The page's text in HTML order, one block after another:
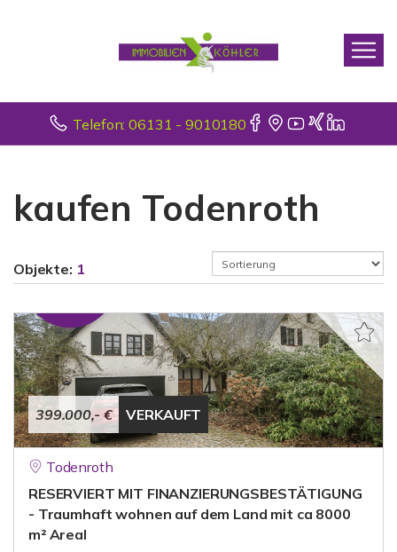
Telefon: 06131 - 9010180
kaufen Todenroth
Objekte: 1
399.000,- € VERKAUFT
Todenroth
RESERVIERT MIT FINANZIERUNGSBESTÄTIGUNG
- Traumhaft wohnen auf dem Land mit ca 8000
m² Areal